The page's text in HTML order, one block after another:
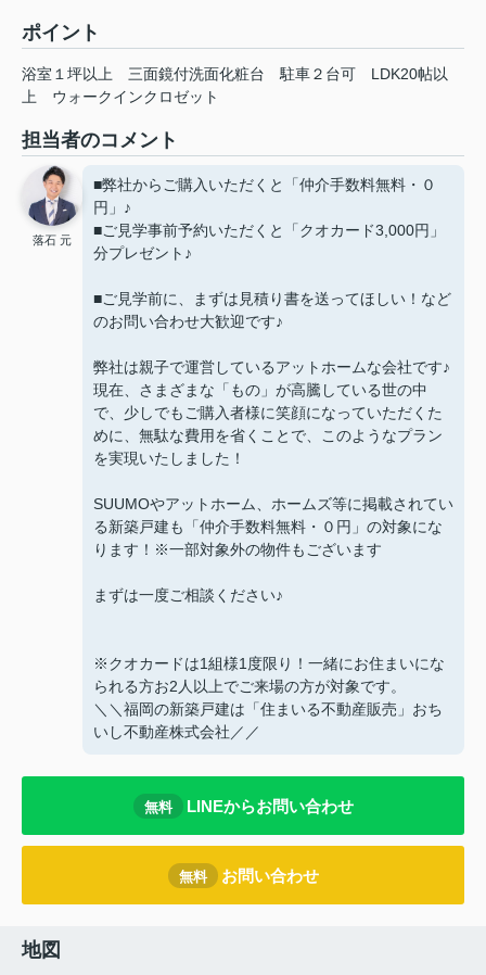
ポイント
浴室１坪以上 三面鏡付洗面化粧台 駐車２台可
LDK20帖以
上
ウォークインクロゼット
担当者のコメント
落石 元
■弊社からご購入いただくと「仲介手数料無料・０
円」♪
■ご見学事前予約いただくと「クオカード3,000円」
分プレゼント♪
■ご見学前に、まずは見積り書を送ってほしい！など
のお問い合わせ大歓迎です♪
弊社は親子で運営しているアットホームな会社です♪
現在、さまざまな「もの」が高騰している世の中
で、少しでもご購入者様に笑顔になっていただくた
めに、無駄な費用を省くことで、このようなプラン
を実現いたしました！
SUUMOやアットホーム、ホームズ等に掲載されてい
る新築戸建も「仲介手数料無料・０円」の対象にな
ります！※一部対象外の物件もございます
まずは一度ご相談ください♪
※クオカードは1組様1度限り！一緒にお住まいにな
られる方お2人以上でご来場の方が対象です。
＼＼福岡の新築戸建は「住まいる不動産販売」おち
いし不動産株式会社／／
無料 LINEからお問い合わせ
無料 お問い合わせ
地図